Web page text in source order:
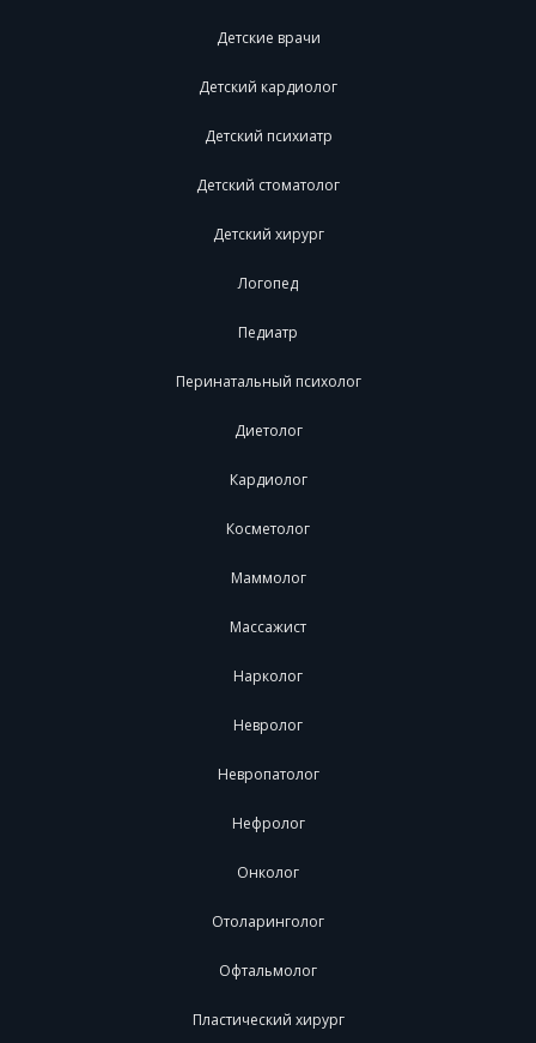
Детские врачи
Детский кардиолог
Детский психиатр
Детский стоматолог
Детский хирург
Логопед
Педиатр
Перинатальный психолог
Диетолог
Кардиолог
Косметолог
Маммолог
Массажист
Нарколог
Невролог
Невропатолог
Нефролог
Онколог
Отоларинголог
Офтальмолог
Пластический хирург